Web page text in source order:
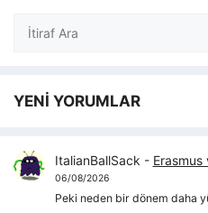
Ara
YENİ YORUMLAR
ItalianBallSack -
06/08/2026
Peki neden bir dönem daha